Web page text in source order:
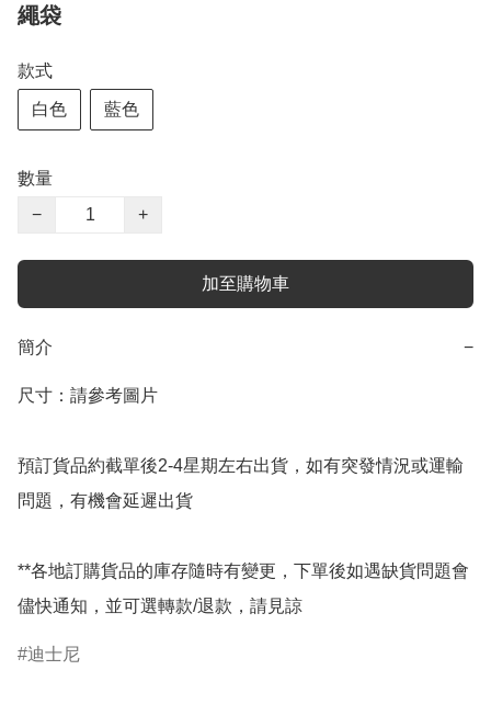
繩袋
款式
白色 藍色
數量
−
+
加至購物車
簡介 −
尺寸：請參考圖片
預訂貨品約截單後2-4星期左右出貨，如有突發情況或運輸
問題，有機會延遲出貨
**各地訂購貨品的庫存隨時有變更，下單後如遇缺貨問題會
儘快通知，並可選轉款/退款，請見諒
迪士尼